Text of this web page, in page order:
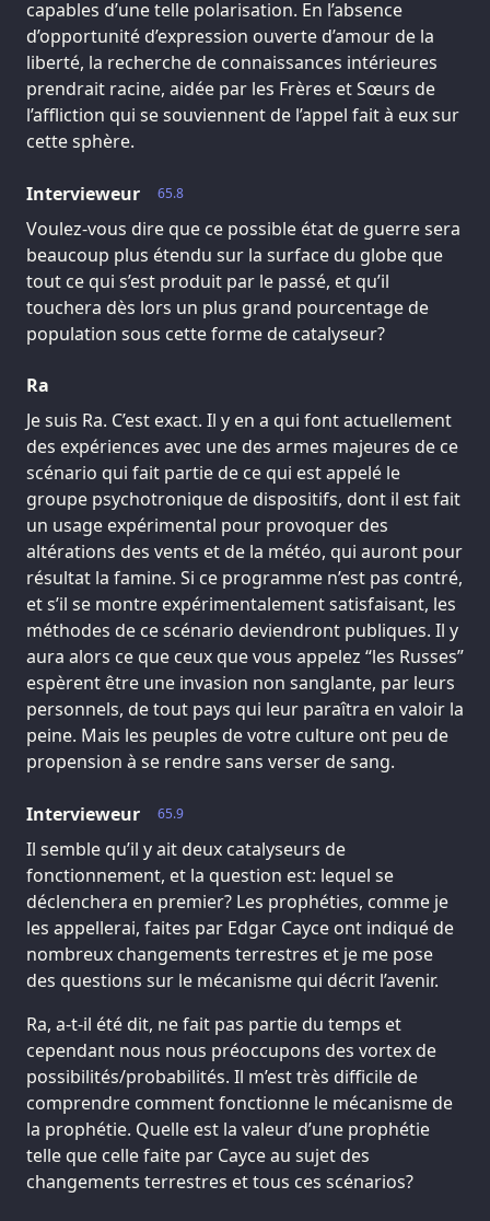
capables d’une telle polarisation. En l’absence
d’opportunité d’expression ouverte d’amour de la
liberté, la recherche de connaissances intérieures
prendrait racine, aidée par les Frères et Sœurs de
l’affliction qui se souviennent de l’appel fait à eux sur
cette sphère.
65.8
Intervieweur
Voulez-vous dire que ce possible état de guerre sera
beaucoup plus étendu sur la surface du globe que
tout ce qui s’est produit par le passé, et qu’il
touchera dès lors un plus grand pourcentage de
population sous cette forme de catalyseur?
Ra
Je suis Ra. C’est exact. Il y en a qui font actuellement
des expériences avec une des armes majeures de ce
scénario qui fait partie de ce qui est appelé le
groupe psychotronique de dispositifs, dont il est fait
un usage expérimental pour provoquer des
altérations des vents et de la météo, qui auront pour
résultat la famine. Si ce programme n’est pas contré,
et s’il se montre expérimentalement satisfaisant, les
méthodes de ce scénario deviendront publiques. Il y
aura alors ce que ceux que vous appelez “les Russes”
espèrent être une invasion non sanglante, par leurs
personnels, de tout pays qui leur paraîtra en valoir la
peine. Mais les peuples de votre culture ont peu de
propension à se rendre sans verser de sang.
65.9
Intervieweur
Il semble qu’il y ait deux catalyseurs de
fonctionnement, et la question est: lequel se
déclenchera en premier? Les prophéties, comme je
les appellerai, faites par Edgar Cayce ont indiqué de
nombreux changements terrestres et je me pose
des questions sur le mécanisme qui décrit l’avenir.
Ra, a-t-il été dit, ne fait pas partie du temps et
cependant nous nous préoccupons des vortex de
possibilités/probabilités. Il m’est très difficile de
comprendre comment fonctionne le mécanisme de
la prophétie. Quelle est la valeur d’une prophétie
telle que celle faite par Cayce au sujet des
changements terrestres et tous ces scénarios?